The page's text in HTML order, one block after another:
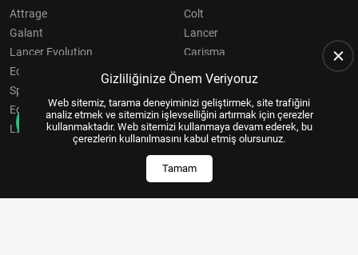
Attrage
Colt
Galant
Lancer
Lancer Evolution
Carisma
Eclipse
Grandis
Space Star
Eclipse Cross
OUTLANDER
L200
Pajero
Gizliliğinize Önem Veriyoruz
Web sitemiz, tarama deneyiminizi geliştirmek, site trafiğini
analiz etmek ve sitemizin işlevselliğini artırmak için çerezler
kullanmaktadır. Web sitemizi kullanmaya devam ederek, bu
çerezlerin kullanılmasını kabul etmiş olursunuz.
Tamam